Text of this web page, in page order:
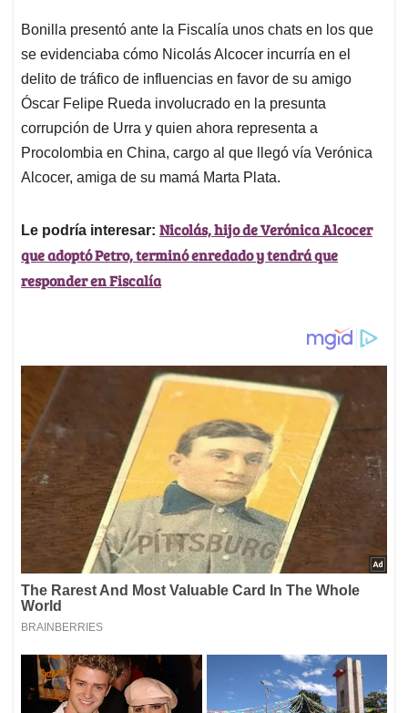
Bonilla presentó ante la Fiscalía unos chats en los que
se evidenciaba cómo Nicolás Alcocer incurría en el
delito de tráfico de influencias en favor de su amigo
Óscar Felipe Rueda involucrado en la presunta
corrupción de Urra y quien ahora representa a
Procolombia en China, cargo al que llegó vía Verónica
Alcocer, amiga de su mamá Marta Plata.
Le podría interesar: Nicolás, hijo de Verónica Alcocer
que adoptó Petro, terminó enredado y tendrá que
responder en Fiscalía